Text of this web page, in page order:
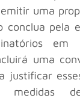
uma
conclua pela
em
uma
justificar
medidas